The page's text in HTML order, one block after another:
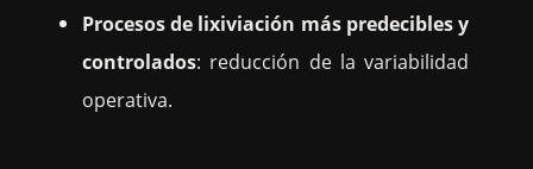
Procesos de lixiviación más predecibles y
controlados: reducción de la variabilidad
operativa.